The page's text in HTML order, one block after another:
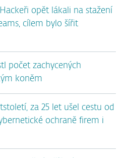
opět lákali na stažení
cílem bylo šířit
počet zachycených
koněm
za 25 let ušel cestu od
ochraně firem i